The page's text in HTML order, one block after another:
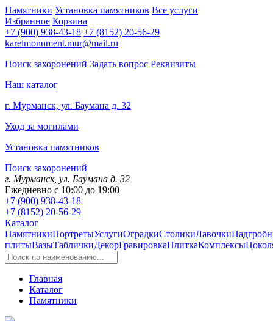
Памятники Установка памятников Все услуги
Избранное Корзина
+7 (900) 938-43-18 +7 (8152) 20-56-29
karelmonument.mur@mail.ru
Поиск захоронений Задать вопрос Реквизиты
Наш каталог
г. Мурманск, ул. Баумана д. 32
Уход за могилами
Установка памятников
Поиск захоронений
г. Мурманск, ул. Баумана д. 32
Ежедневно с 10:00 до 19:00
+7 (900) 938-43-18
+7 (8152) 20-56-29
Каталог
ПамятникиПортретыУслугиОградкиСтоликиЛавочки
плитыВазыТабличкиДекорГравировкаПлиткаКомплексы
Главная
Каталог
Памятники